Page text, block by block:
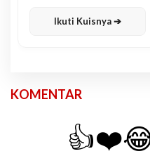
Ikuti Kuisnya ➔
KOMENTAR
👍❤️